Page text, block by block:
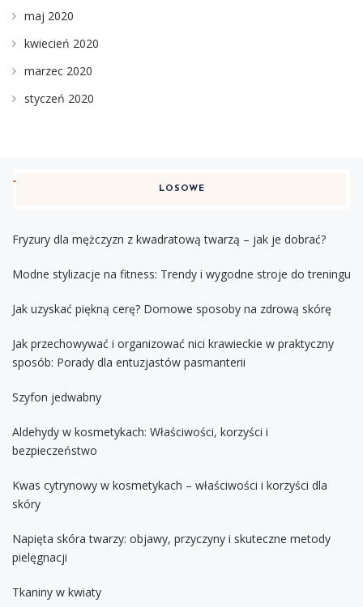
maj 2020
kwiecień 2020
marzec 2020
styczeń 2020
LOSOWE
Fryzury dla mężczyzn z kwadratową twarzą – jak je dobrać?
Modne stylizacje na fitness: Trendy i wygodne stroje do treningu
Jak uzyskać piękną cerę? Domowe sposoby na zdrową skórę
Jak przechowywać i organizować nici krawieckie w praktyczny
sposób: Porady dla entuzjastów pasmanterii
Szyfon jedwabny
Aldehydy w kosmetykach: Właściwości, korzyści i
bezpieczeństwo
Kwas cytrynowy w kosmetykach – właściwości i korzyści dla
skóry
Napięta skóra twarzy: objawy, przyczyny i skuteczne metody
pielęgnacji
Tkaniny w kwiaty